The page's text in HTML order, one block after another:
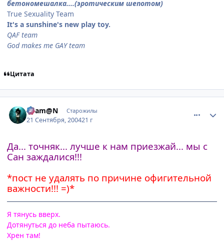
бетономешалка....(эротическим шепотом)
True Sexuality Team
It's a sunshine's new play toy.
QAF team
God makes me GAY team
Цитата
Sham@N Старожилы
21 Сентября, 200421 г
Да... точняк... лучше к нам приезжай... мы с
Сан заждалися!!!
*пост не удалять по причине офигительной
важности!!! =)*
Я тянусь вверх.
Дотянуться до неба пытаюсь.
Хрен там!